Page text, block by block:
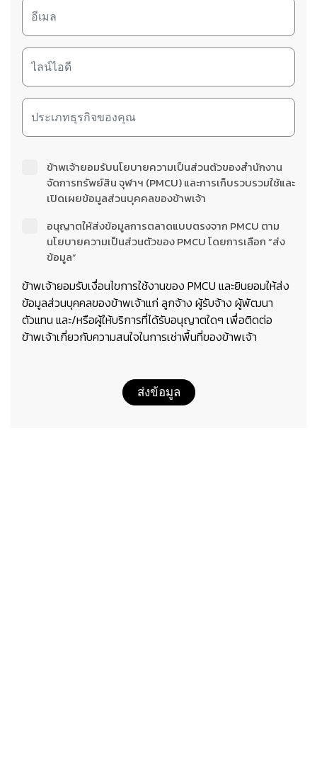
ข้าพเจ้ายอมรับนโยบายความเป็นส่วนตัวของสำนักงาน
จัดการทรัพย์สิน จุฬาฯ (PMCU) และการเก็บรวบรวมใช้และ
เปิดเผยข้อมูลส่วนบุคคลของข้าพเจ้า
อนุญาตให้ส่งข้อมูลการตลาดแบบตรงจาก PMCU ตาม
นโยบายความเป็นส่วนตัวของ PMCU โดยการเลือก “ส่ง
ข้อมูล”
ข้าพเจ้ายอมรับเงื่อนไขการใช้งานของ PMCU และยินยอมให้ส่ง
ข้อมูลส่วนบุคคลของข้าพเจ้าแก่ ลูกจ้าง ผู้รับจ้าง ผู้พัฒนา
ตัวแทน และ/หรือผู้ให้บริการที่ได้รับอนุญาตใดๆ เพื่อติดต่อ
ข้าพเจ้าเกี่ยวกับความสนใจในการเช่าพื้นที่ของข้าพเจ้า
ส่งข้อมูล